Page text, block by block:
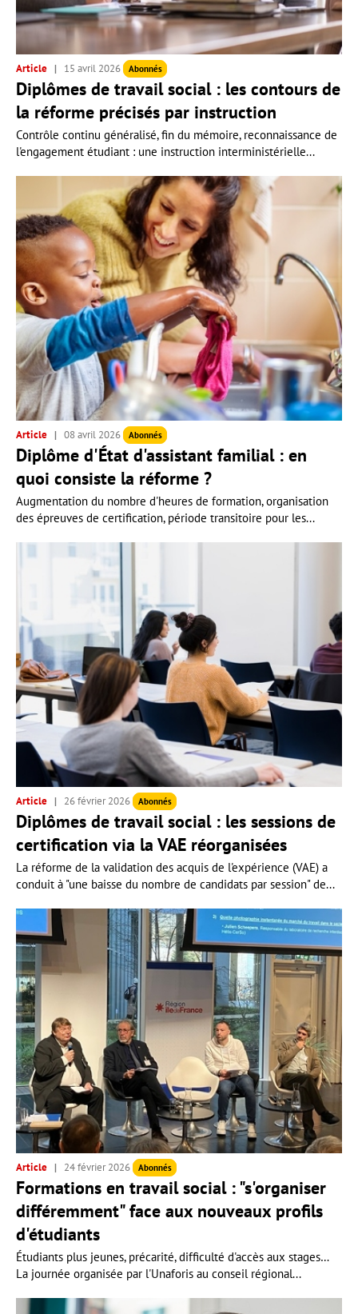
Article 15 avril 2026 Abonnés
Diplômes de travail social : les contours de
la réforme précisés par instruction
Contrôle continu généralisé, fin du mémoire, reconnaissance de
l'engagement étudiant : une instruction interministérielle...
Article 08 avril 2026 Abonnés
Diplôme d'État d'assistant familial : en
quoi consiste la réforme ?
Augmentation du nombre d'heures de formation, organisation
des épreuves de certification, période transitoire pour les...
Article 26 février 2026 Abonnés
Diplômes de travail social : les sessions de
certification via la VAE réorganisées
La réforme de la validation des acquis de l'expérience (VAE) a
conduit à "une baisse du nombre de candidats par session" de...
Article 24 février 2026 Abonnés
Formations en travail social : "s'organiser
différemment" face aux nouveaux profils
d'étudiants
Étudiants plus jeunes, précarité, difficulté d'accès aux stages…
La journée organisée par l'Unaforis au conseil régional...